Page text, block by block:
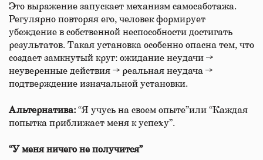
Это выражение запускает механизм самосаботажа.
Регулярно повторяя его, человек формирует
убеждение в собственной неспособности достигать
результатов. Такая установка особенно опасна тем, что
создает замкнутый круг: ожидание неудачи →
неуверенные действия → реальная неудача →
подтверждение изначальной установки.
Альтернатива: “Я учусь на своем опыте”или “Каждая
попытка приближает меня к успеху”.
“У меня ничего не получится”